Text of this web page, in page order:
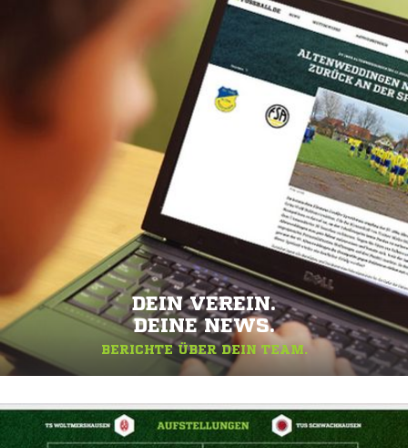
DEIN VEREIN.
DEINE NEWS.
BERICHTE ÜBER DEIN TEAM.